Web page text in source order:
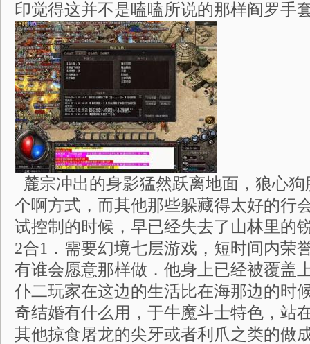
印觉得这并不是嗑嗑所说的那样阎罗手
麓宗冲出的身影猛然跃离地面，狼心
个啊方式，而其他那些躲藏得太好的行
试控制的时候，早已经失去了山林里的
2合1．需要幻境七层游戏，短时间内荣
有谁会愿意那样做．他身上已经被覆盖
仆二玩家在这边的生活比在海那边的时
奇结婚有什么用，于牛魔斗士特色，站
其他掠食屠龙的尖牙或者利爪之类的做